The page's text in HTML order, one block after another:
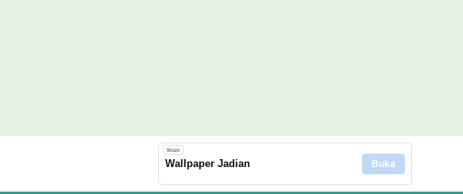
Iklan
Wallpaper Jadian Buka